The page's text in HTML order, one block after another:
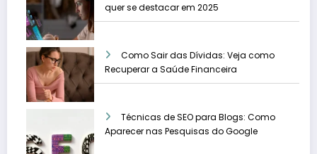
quer se destacar em 2025
Como Sair das Dívidas: Veja como
Recuperar a Saúde Financeira
Técnicas de SEO para Blogs: Como
Aparecer nas Pesquisas do Google